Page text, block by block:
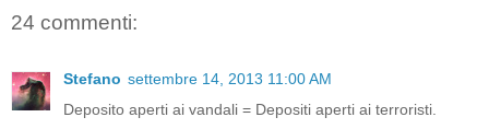
24 commenti:
Stefano settembre 14, 2013 11:00 AM
Deposito aperti ai vandali = Depositi aperti ai terroristi.